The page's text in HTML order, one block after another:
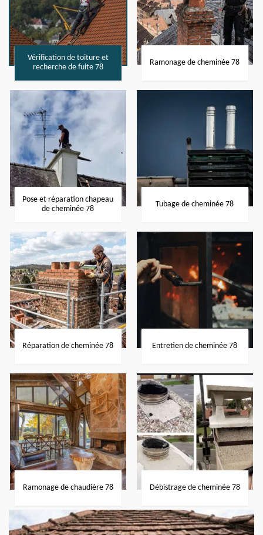
Vérification de toiture et
recherche de fuite 78
Ramonage de cheminée 78
Pose et réparation chapeau
de cheminée 78
Tubage de cheminée 78
Réparation de cheminée 78 Entretien de cheminée 78
Ramonage de chaudière 78 Débistrage de cheminée 78